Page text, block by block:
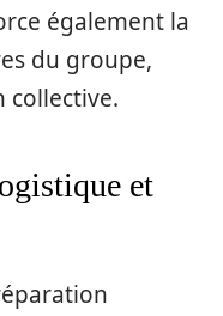
également la
du groupe,
collective.
et